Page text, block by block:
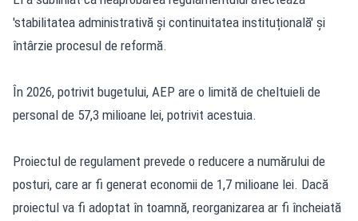
'stabilitatea administrativă și continuitatea instituțională' și
întârzie procesul de reformă.
În 2026, potrivit bugetului, AEP are o limită de cheltuieli de
personal de 57,3 milioane lei, potrivit acestuia.
Proiectul de regulament prevede o reducere a numărului de
posturi, care ar fi generat economii de 1,7 milioane lei. Dacă
proiectul va fi adoptat în toamnă, reorganizarea ar fi încheiată